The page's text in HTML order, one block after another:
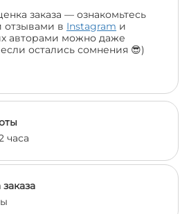
заказа — ознакомьтесь
отзывами в Instagram и
авторами можно даже
остались сомнения 😎)
часа